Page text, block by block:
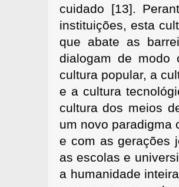
cuidado [13].
instituições, esta
que abate as
dialogam de modo
cultura popular, a
e a cultura
cultura dos meios
um novo paradigma
e com as gerações
as escolas e
a humanidade